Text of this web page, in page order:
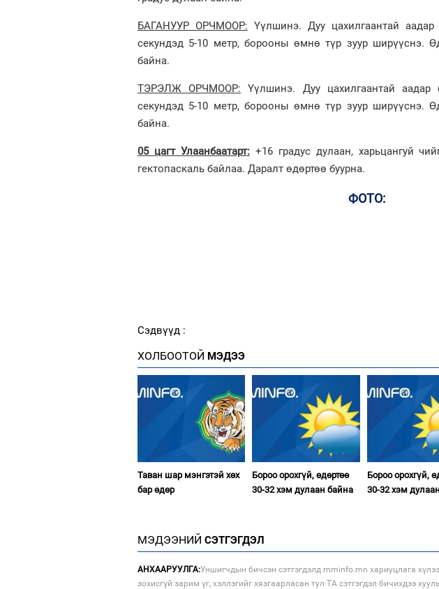
БАГАНУУР ОРЧМООР: Үүлшинэ. Дуу цахилгаантай
секундэд 5-10 метр, борооны өмнө түр зуур ширүүснэ.
байна.
ТЭРЭЛЖ ОРЧМООР: Үүлшинэ. Дуу цахилгаантай аадар
секундэд 5-10 метр, борооны өмнө түр зуур ширүүснэ.
байна.
05 цагт Улаанбаатарт:+16 градус дулаан, харьцангуй
гектопаскаль байлаа. Даралт өдөртөө буурна.
ФОТО:
Сэдвүүд :
ХОЛБООТОЙ МЭДЭЭ
Таван шар мэнгэтэй хөх
бар өдөр
Бороо орохгүй, өдөртөө
30-32 хэм дулаан байна
Бороо орохгүй,
30-32 хэм
МЭДЭЭНИЙ СЭТГЭГДЭЛ
АНХААРУУЛГА:Уншигчдын бичсэн сэтгэгдэлд mminfo.mn хариуцлага
зохисгүй зарим үг, хэллэгийг хязгаарласан тул ТА сэтгэгдэл бичихдээ